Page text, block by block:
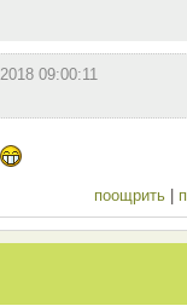
09:00:11
поощрить